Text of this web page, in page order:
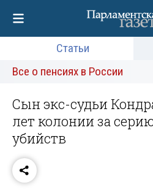
Статьи
Все о пенсиях в России
Сын экс-судьи
лет колонии за
убийств